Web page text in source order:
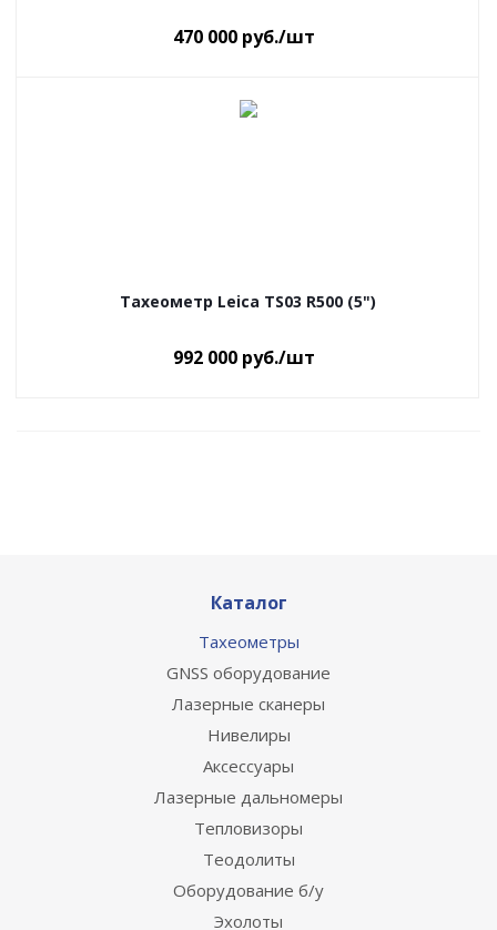
470 000 руб./шт
Тахеометр Leica TS03 R500 (5")
992 000 руб./шт
Каталог
Тахеометры
GNSS оборудование
Лазерные сканеры
Нивелиры
Аксессуары
Лазерные дальномеры
Тепловизоры
Теодолиты
Оборудование б/у
Эхолоты